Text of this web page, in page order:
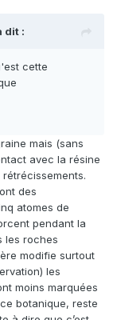
dit :
cette
mais (sans
avec la résine
des
atomes de
pendant la
les roches
modifie surtout
les
moins marquées
botanique, reste